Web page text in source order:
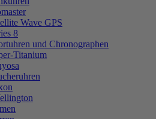
Wave GPS
8
und Chronographen
Titanium